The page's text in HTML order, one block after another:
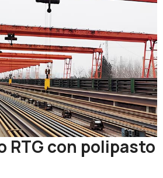
RTG con polipasto